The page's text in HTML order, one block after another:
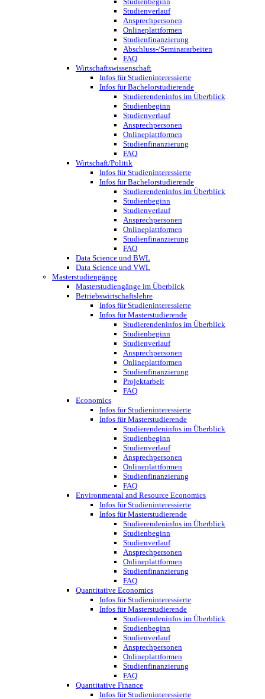
Studienverlauf
Ansprechpersonen
Onlineplattformen
Studienfinanzierung
Abschluss-/Seminararbeiten
FAQ
Wirtschaftswissenschaft
Infos für Studieninteressierte
Infos für Bachelorstudierende
Studierendeninfos im Überblick
Studienbeginn
Studienverlauf
Ansprechpersonen
Onlineplattformen
Studienfinanzierung
FAQ
Wirtschaft/Politik
Infos für Studieninteressierte
Infos für Bachelorstudierende
Studierendeninfos im Überblick
Studienbeginn
Studienverlauf
Ansprechpersonen
Onlineplattformen
Studienfinanzierung
FAQ
Data Science und BWL
Data Science und VWL
Masterstudiengänge
Masterstudiengänge im Überblick
Betriebswirtschaftslehre
Infos für Studieninteressierte
Infos für Masterstudierende
Studierendeninfos im Überblick
Studienbeginn
Studienverlauf
Ansprechpersonen
Onlineplattformen
Studienfinanzierung
Projektarbeit
FAQ
Economics
Infos für Studieninteressierte
Infos für Masterstudierende
Studierendeninfos im Überblick
Studienbeginn
Studienverlauf
Ansprechpersonen
Onlineplattformen
Studienfinanzierung
FAQ
Environmental and Resource Economics
Infos für Studieninteressierte
Infos für Masterstudierende
Studierendeninfos im Überblick
Studienbeginn
Studienverlauf
Ansprechpersonen
Onlineplattformen
Studienfinanzierung
FAQ
Quantitative Economics
Infos für Studieninteressierte
Infos für Masterstudierende
Studierendeninfos im Überblick
Studienbeginn
Studienverlauf
Ansprechpersonen
Onlineplattformen
Studienfinanzierung
FAQ
Quantitative Finance
Infos für Studieninteressierte